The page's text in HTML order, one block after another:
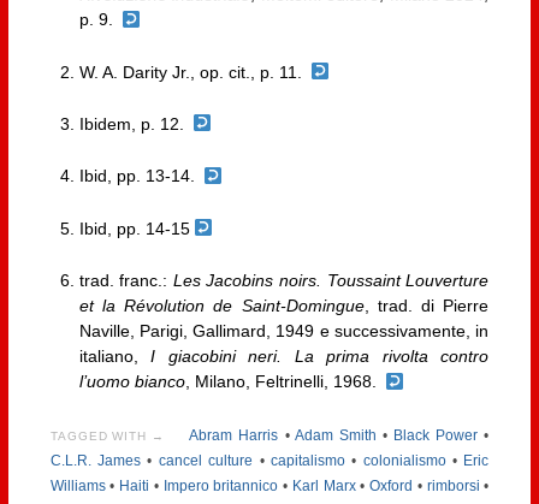
p. 9.
W. A. Darity Jr., op. cit., p. 11.
Ibidem, p. 12.
Ibid, pp. 13-14.
Ibid, pp. 14-15
trad. franc.: Les Jacobins noirs. Toussaint Louverture
et la Révolution de Saint-Domingue, trad. di Pierre
Naville, Parigi, Gallimard, 1949 e successivamente, in
italiano,I giacobini neri. La prima rivolta contro
l’uomo bianco, Milano, Feltrinelli, 1968.
TAGGED WITH → Abram Harris • Adam Smith • Black Power •
C.L.R. James • cancel culture • capitalismo• colonialismo• Eric
Williams• Haiti • Impero britannico • Karl Marx•Oxford • rimborsi •